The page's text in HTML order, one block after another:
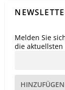
Melden Sie
die
HINZUFÜGEN